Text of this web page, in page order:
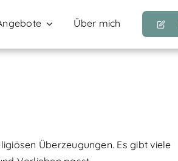
Über mich
Überzeugungen. Es gibt viele